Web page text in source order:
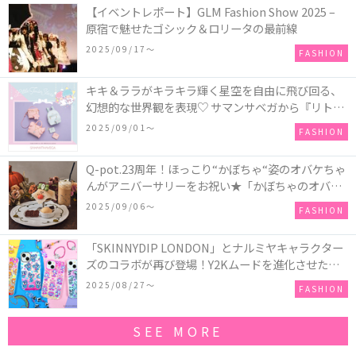
【イベントレポート】GLM Fashion Show 2025 –
原宿で魅せたゴシック＆ロリータの最前線
2025/09/17〜 FASHION
キキ＆ララがキラキラ輝く星空を自由に飛び回る、
幻想的な世界観を表現♡ サマンサベガから『リトル
ツインスターズ』50周年アニバーサリーイヤー』を
2025/09/01〜 FASHION
Q-pot.23周年！ほっこり“かぼちゃ“姿のオバケちゃ
んがアニバーサリーをお祝い★「かぼちゃのオバケ
ーキアクセサリー」が新発売！Q-pot CAFE.では
「かぼちゃのオバケーキプレート」も登場
2025/09/06〜 FASHION
「SKINNYDIP LONDON」とナルミヤキャラクター
ズのコラボが再び登場！Y2Kムードを進化させた新
作コレクションを発売♪
2025/08/27〜 FASHION
SEE MORE